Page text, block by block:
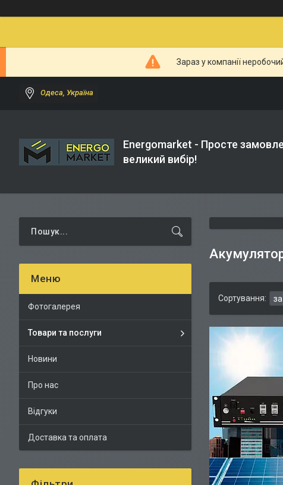
Зараз у компанії
Одеса, Україна
Energomarket - Просте
великий вибір!
Фотогалерея
Товари та послуги
Новини
Про нас
Відгуки
Доставка та оплата